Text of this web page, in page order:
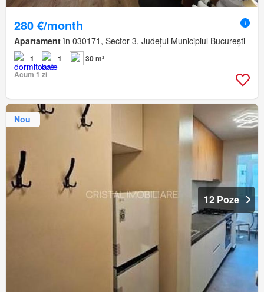
280 €/month
Apartament în 030171, Sector 3, Județul Municipiul București
1 1
30 m²
Acum 1 zi
Nou
12 Poze